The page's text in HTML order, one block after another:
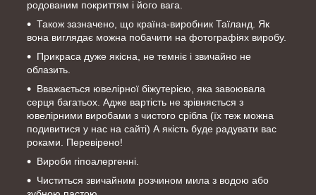
родованим покриттям і його вага.
Також зазначено, що країна-виробник Таїланд. Як
вона виглядає можна побачити на фотографіях виробу.
Прикраса дуже якісна, не темніє і звичайно не
облазить.
Вважається ювелірної біжутерією, яка завоювала
серця багатьох. Адже вартість не зрівняється з
ювелірними виробами з чистого срібла (їх теж можна
подивитися у нас на сайті) А якість буде радувати вас
роками. Перевірено!
Вироби гіпоалергенні.
Чиститься звичайним розчином мила з водою або